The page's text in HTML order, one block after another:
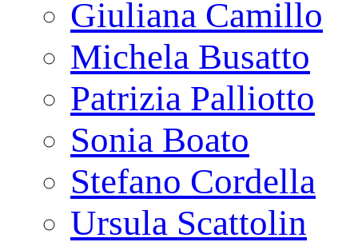
Giuliana Camillo
Michela Busatto
Patrizia Palliotto
Sonia Boato
Stefano Cordella
Ursula Scattolin